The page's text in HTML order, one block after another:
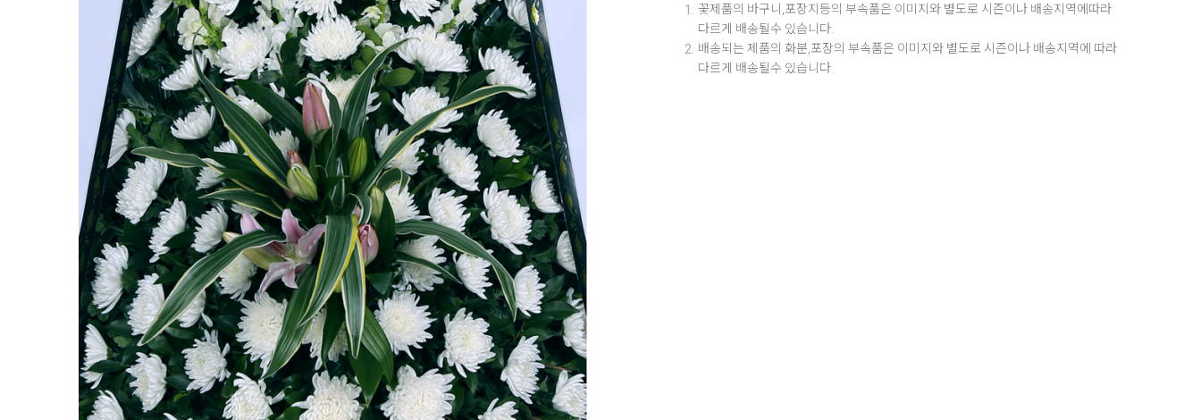
꽃제품의 바구니,포장지등의 부속품은 이미지와 별도로 시즌이나 배송지역에따라
다르게 배송될수 있습니다.
배송되는 제품의 화분,포장의 부속품은 이미지와 별도로 시즌이나 배송지역에 따라
다르게 배송될수 있습니다.